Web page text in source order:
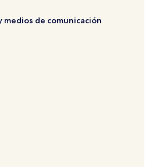
medios de comunicación